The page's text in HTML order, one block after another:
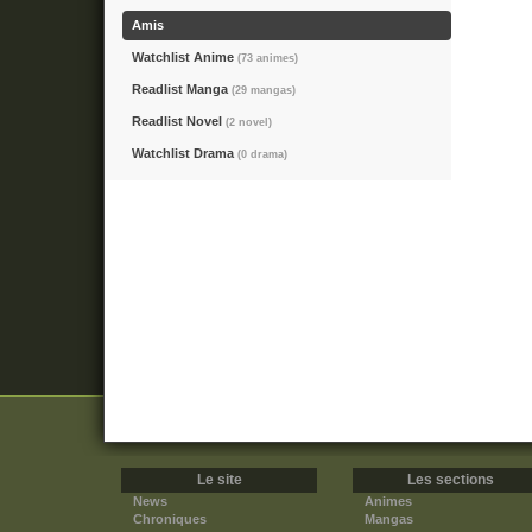
Amis
Watchlist Anime (73 animes)
Readlist Manga (29 mangas)
Readlist Novel (2 novel)
Watchlist Drama (0 drama)
Le site
News
Chroniques
Les sections
Animes
Mangas